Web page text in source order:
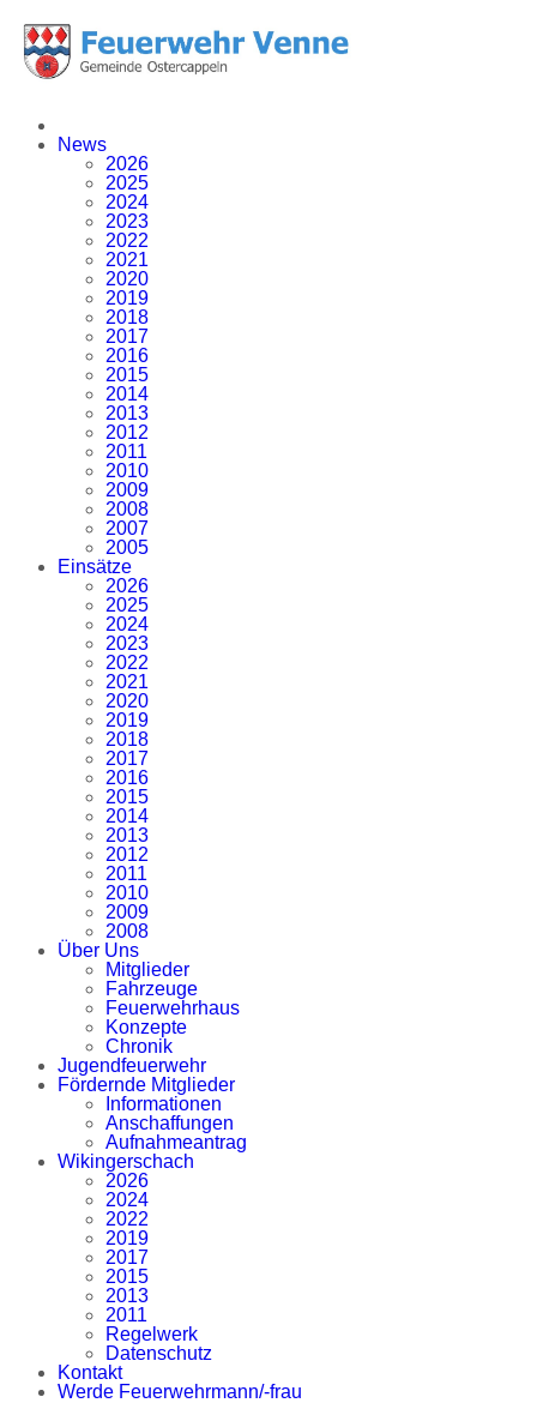
News
2026
2025
2024
2023
2022
2021
2020
2019
2018
2017
2016
2015
2014
2013
2012
2011
2010
2009
2008
2007
2005
Einsätze
2026
2025
2024
2023
2022
2021
2020
2019
2018
2017
2016
2015
2014
2013
2012
2011
2010
2009
2008
Über Uns
Mitglieder
Fahrzeuge
Feuerwehrhaus
Konzepte
Chronik
Jugendfeuerwehr
Fördernde Mitglieder
Informationen
Anschaffungen
Aufnahmeantrag
Wikingerschach
2026
2024
2022
2019
2017
2015
2013
2011
Regelwerk
Datenschutz
Kontakt
Werde Feuerwehrmann/-frau